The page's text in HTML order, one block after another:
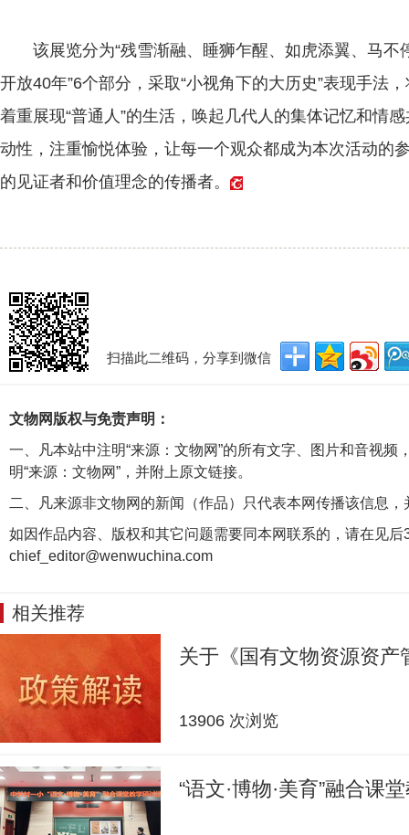
该展览分为“残雪渐融、睡狮乍醒、如虎添翼、马不
开放40年”6个部分，采取“小视角下的大历史”表现手法
着重展现“普通人”的生活，唤起几代人的集体记忆和情
动性，注重愉悦体验，让每一个观众都成为本次活动的
的见证者和价值理念的传播者。
扫描此二维码，分享到微信
文物网版权与免责声明：
一、凡本站中注明“来源：文物网”的所有文字、图片和音视
明“来源：文物网”，并附上原文链接。
二、凡来源非文物网的新闻（作品）只代表本网传播该信息
如因作品内容、版权和其它问题需要同本网联系的，请在见后
chief_editor@wenwuchina.com
相关推荐
关于《国有文物资源资
13906 次浏览
“语文·博物·美育”融合课